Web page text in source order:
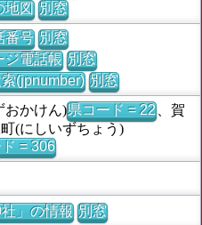
地図 別窓
番号 別窓
ジ電話帳 別窓
(jpnumber) 別窓
おかけん)県コード = 22、賀
(にしいずちょう)
= 306
」の情報 別窓